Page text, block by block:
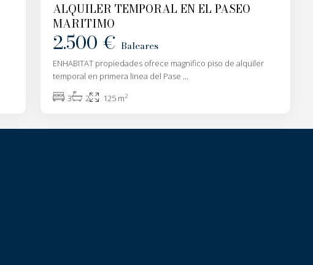
ALQUILER TEMPORAL EN EL PASEO
MARITIMO
2.500 € Baleares
ENHABITAT propiedades ofrece magnifico piso de alquiler
temporal en primera linea del Pase ...
3
2 125 m2